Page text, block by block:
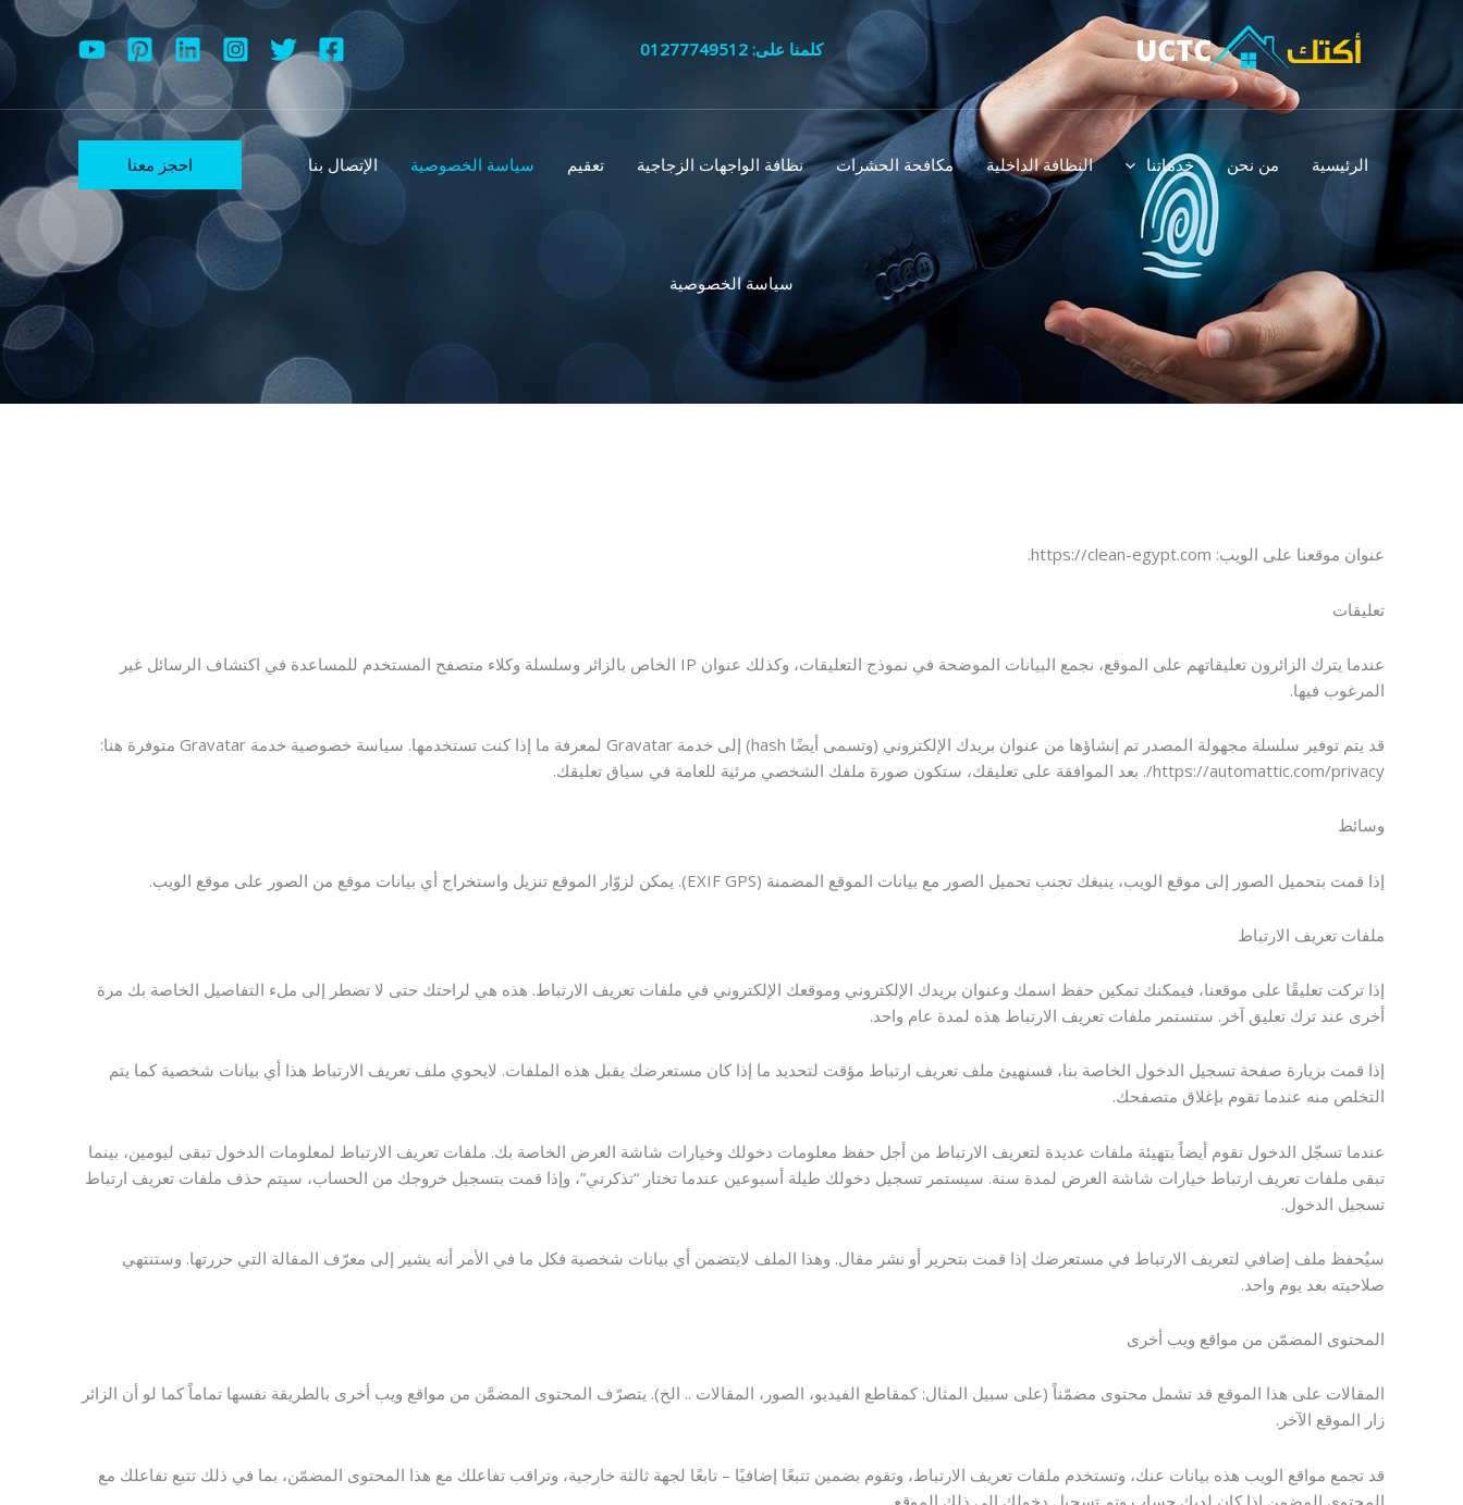
المحتوى
كلمنا على: 01277749512
الرئيسية من نحن خدماتنا النظافة الداخلية مكافحة الحشرات نظافة الواجهات الزجاجية تعقيم سياسة الخصوصية الإتصال بنا احجز معنا
سياسة الخصوصية
عنوان موقعنا على الويب: https://clean-egypt.com.
تعليقات
عندما يترك الزائرون تعليقاتهم على الموقع، نجمع البيانات الموضحة في نموذج التعليقات، وكذلك عنوان IP الخاص بالزائر وسلسلة وكلاء متصفح المستخدم للمساعدة في اكتشاف الرسائل غير
المرغوب فيها.
قد يتم توفير سلسلة مجهولة المصدر تم إنشاؤها من عنوان بريدك الإلكتروني (وتسمى أيضًا hash) إلى خدمة Gravatar لمعرفة ما إذا كنت تستخدمها. سياسة خصوصية خدمة Gravatar متوفرة هنا:
https://automattic.com/privacy/. بعد الموافقة على تعليقك، ستكون صورة ملفك الشخصي مرئية للعامة في سياق تعليقك.
وسائط
إذا قمت بتحميل الصور إلى موقع الويب، ينبغك تجنب تحميل الصور مع بيانات الموقع المضمنة (EXIF GPS). يمكن لزوّار الموقع تنزيل واستخراج أي بيانات موقع من الصور على موقع الويب.
ملفات تعريف الارتباط
إذا تركت تعليقًا على موقعنا، فيمكنك تمكين حفظ اسمك وعنوان بريدك الإلكتروني وموقعك الإلكتروني في ملفات تعريف الارتباط. هذه هي لراحتك حتى لا تضطر إلى ملء التفاصيل الخاصة بك مرة
أخرى عند ترك تعليق آخر. ستستمر ملفات تعريف الارتباط هذه لمدة عام واحد.
إذا قمت بزيارة صفحة تسجيل الدخول الخاصة بنا، فسنهيئ ملف تعريف ارتباط مؤقت لتحديد ما إذا كان مستعرضك يقبل هذه الملفات. لايحوي ملف تعريف الارتباط هذا أي بيانات شخصية كما يتم
التخلص منه عندما تقوم بإغلاق متصفحك.
عندما تسجّل الدخول نقوم أيضاً بتهيئة ملفات عديدة لتعريف الارتباط من أجل حفظ معلومات دخولك وخيارات شاشة العرض الخاصة بك. ملفات تعريف الارتباط لمعلومات الدخول تبقى ليومين، بينما
تبقى ملفات تعريف ارتباط خيارات شاشة العرض لمدة سنة. سيستمر تسجيل دخولك طيلة أسبوعين عندما تختار “تذكرني”، وإذا قمت بتسجيل خروجك من الحساب، سيتم حذف ملفات تعريف ارتباط
تسجيل الدخول.
سيُحفظ ملف إضافي لتعريف الارتباط في مستعرضك إذا قمت بتحرير أو نشر مقال. وهذا الملف لايتضمن أي بيانات شخصية فكل ما في الأمر أنه يشير إلى معرّف المقالة التي حررتها. وستنتهي
صلاحيته بعد يوم واحد.
المحتوى المضمّن من مواقع ويب أخرى
المقالات على هذا الموقع قد تشمل محتوى مضمّناً (على سبيل المثال: كمقاطع الفيديو، الصور، المقالات .. الخ). يتصرّف المحتوى المضمَّن من مواقع ويب أخرى بالطريقة نفسها تماماً كما لو أن الزائر
زار الموقع الآخر.
قد تجمع مواقع الويب هذه بيانات عنك، وتستخدم ملفات تعريف الارتباط، وتقوم بضمين تتبعًا إضافيًا – تابعًا لجهة ثالثة خارجية، وتراقب تفاعلك مع هذا المحتوى المضمّن، بما في ذلك تتبع تفاعلك مع
المحتوى المضمن إذا كان لديك حساب وتم تسجيل دخولك إلى ذلك الموقع.